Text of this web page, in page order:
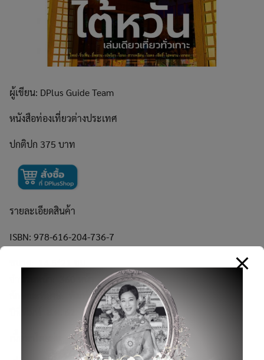
ผู้เขียน: DPlus Guide Team
หนังสือท่องเที่ยวต่างประเทศ
ปกติปก 375 บาท
รายละเอียดสินค้า
ISBN: 978-616-204-736-7
ลักษณะพิเศษ: พิมพ์ 4 สี